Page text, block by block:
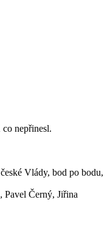
nepřinesl.
Vlády, bod po bodu,
Pavel Černý, Jiřina